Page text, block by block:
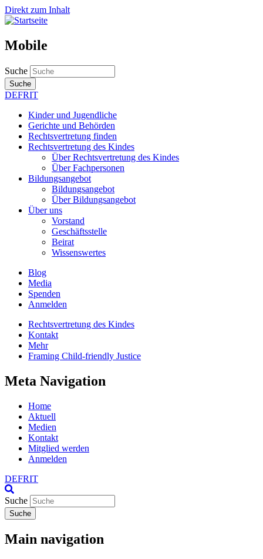
Direkt zum Inhalt
Mobile
Suche
Suche
DEFRIT
Kinder und Jugendliche
Gerichte und Behörden
Rechtsvertretung finden
Rechtsvertretung des Kindes
Über Rechtsvertretung des Kindes
Über Fachpersonen
Bildungsangebot
Bildungsangebot
Über Bildungsangebot
Über uns
Vorstand
Geschäftsstelle
Beirat
Wissenswertes
Blog
Media
Spenden
Anmelden
Rechtsvertretung des Kindes
Kontakt
Mehr
Framing Child-friendly Justice
Meta Navigation
Home
Aktuell
Medien
Kontakt
Mitglied werden
Anmelden
DEFRIT
Suche
Suche
Main navigation